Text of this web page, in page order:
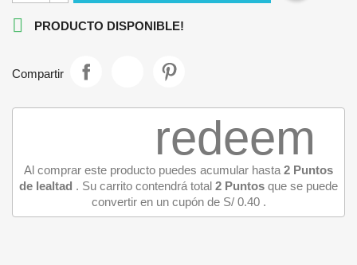
 PRODUCTO DISPONIBLE!
Compartir
redeem
Al comprar este producto puedes acumular hasta 2 Puntos
de lealtad . Su carrito contendrá total 2 Puntos que se puede
convertir en un cupón de S/ 0.40.